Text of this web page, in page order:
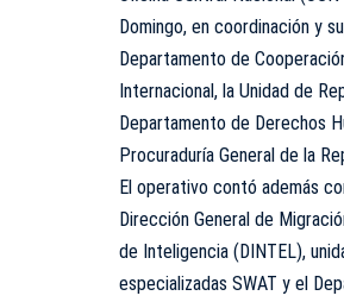
Domingo, en coordinación y
Departamento de
Internacional, la Unidad de
Departamento de Derechos
Procuraduría General de la
El operativo contó además
Dirección General de
de Inteligencia (DINTEL),
especializadas SWAT y el